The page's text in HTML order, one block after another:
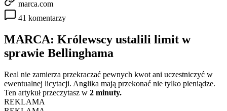
marca.com
41 komentarzy
MARCA: Królewscy ustalili limit w
sprawie Bellinghama
Real nie zamierza przekraczać pewnych kwot ani uczestniczyć w
ewentualnej licytacji. Anglika mają przekonać nie tylko pieniądze.
Ten artykuł przeczytasz w 2 minuty.
REKLAMA